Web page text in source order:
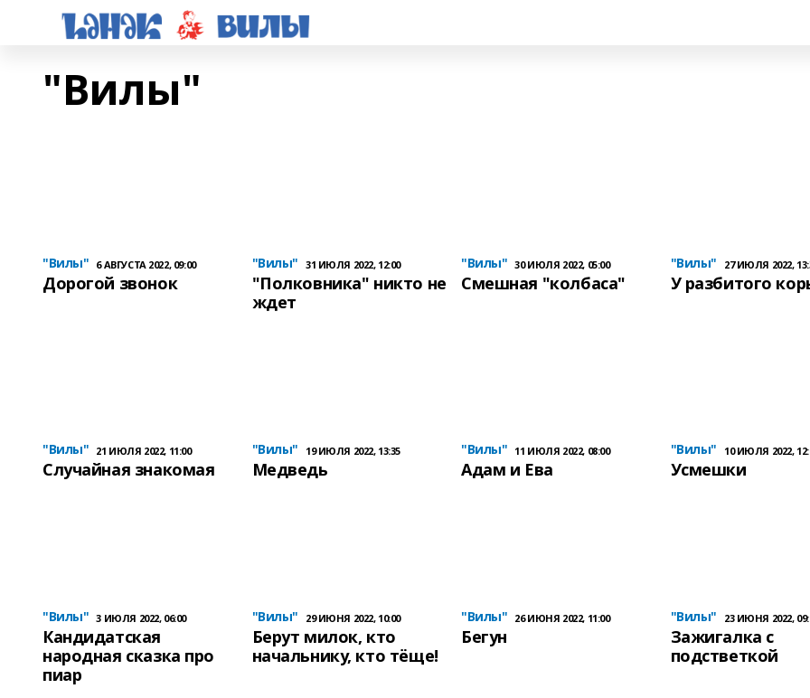
"Вилы"
"Вилы" 6 АВГУСТА 2022, 09:00
Дорогой звонок
"Вилы" 31 ИЮЛЯ 2022, 12:00
"Полковника" никто не
ждет
"Вилы" 30 ИЮЛЯ 2022, 05:00
Смешная "колбаса"
"Вилы" 27 ИЮЛЯ 2022,
У разбитого
"Вилы" 21 ИЮЛЯ 2022, 11:00
Случайная знакомая
"Вилы" 19 ИЮЛЯ 2022, 13:35
Медведь
"Вилы" 11 ИЮЛЯ 2022, 08:00
Адам и Ева
"Вилы" 10 ИЮЛЯ 2022,
Усмешки
"Вилы" 3 ИЮЛЯ 2022, 06:00
Кандидатская
народная сказка про
пиар
"Вилы" 29 ИЮНЯ 2022, 10:00
Берут милок, кто
начальнику, кто тёще!
"Вилы" 26 ИЮНЯ 2022, 11:00
Бегун
"Вилы" 23 ИЮНЯ 2022,
Зажигалка с
подстветкой